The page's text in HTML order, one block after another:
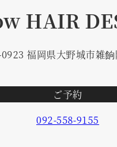
HAIR
福岡県大野城市雑
ご予約
092-558-9155